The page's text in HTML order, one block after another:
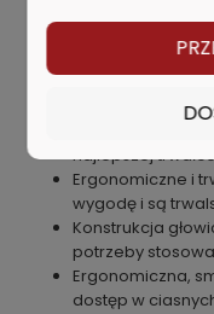
Szczęki z
zapewniającym
Specjalne
najlepszej
Ergonomiczne i
wygodę i są
Konstrukcja
potrzeby
Ergonomiczna,
dostęp w